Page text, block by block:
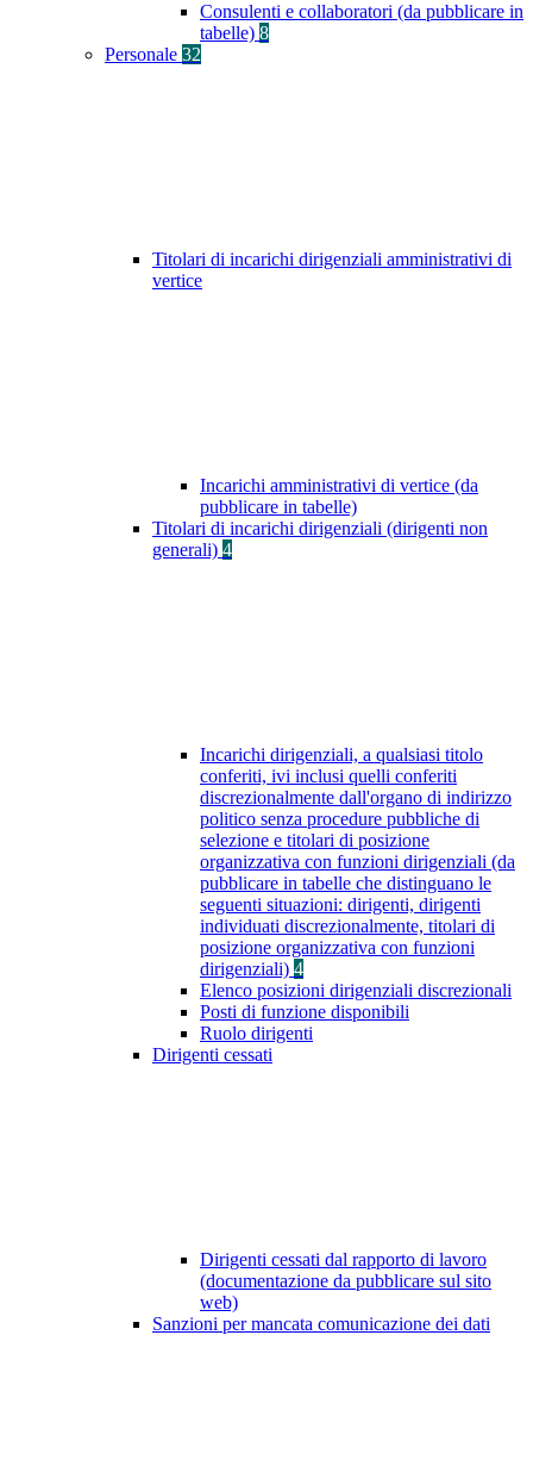
Consulenti e collaboratori (da pubblicare in
tabelle) 8
Personale 32
Titolari di incarichi dirigenziali amministrativi di
vertice
Incarichi amministrativi di vertice (da
pubblicare in tabelle)
Titolari di incarichi dirigenziali (dirigenti non
generali) 4
Incarichi dirigenziali, a qualsiasi titolo
conferiti, ivi inclusi quelli conferiti
discrezionalmente dall'organo di indirizzo
politico senza procedure pubbliche di
selezione e titolari di posizione
organizzativa con funzioni dirigenziali (da
pubblicare in tabelle che distinguano le
seguenti situazioni: dirigenti, dirigenti
individuati discrezionalmente, titolari di
posizione organizzativa con funzioni
dirigenziali) 4
Elenco posizioni dirigenziali discrezionali
Posti di funzione disponibili
Ruolo dirigenti
Dirigenti cessati
Dirigenti cessati dal rapporto di lavoro
(documentazione da pubblicare sul sito
web)
Sanzioni per mancata comunicazione dei dati